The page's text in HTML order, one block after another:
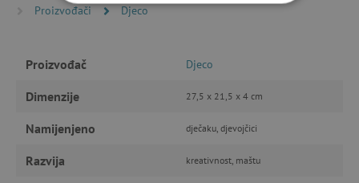
Proizvođači
Djeco
Proizvođač Djeco
Dimenzije 27,5 x 21,5 x 4 cm
Namijenjeno dječaku, djevojčici
Razvija kreativnost, maštu
NUŽNO POTREBNI KOLAČIĆI
Nužno potrebni kolačići
Izvedba